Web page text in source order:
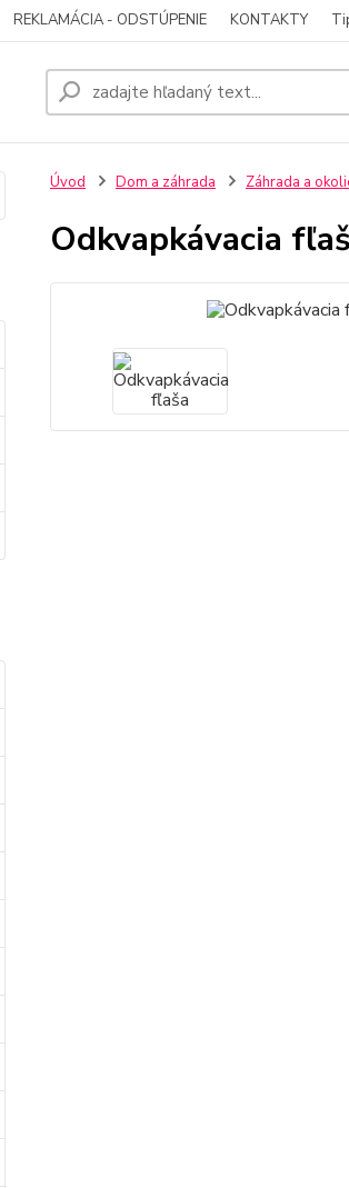
REKLAMÁCIA - ODSTÚPENIE KONTAKTY
Úvod Dom a záhrada Záhrada a
Odkvapkávacia